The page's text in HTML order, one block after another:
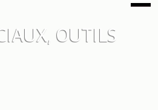
OUTILS